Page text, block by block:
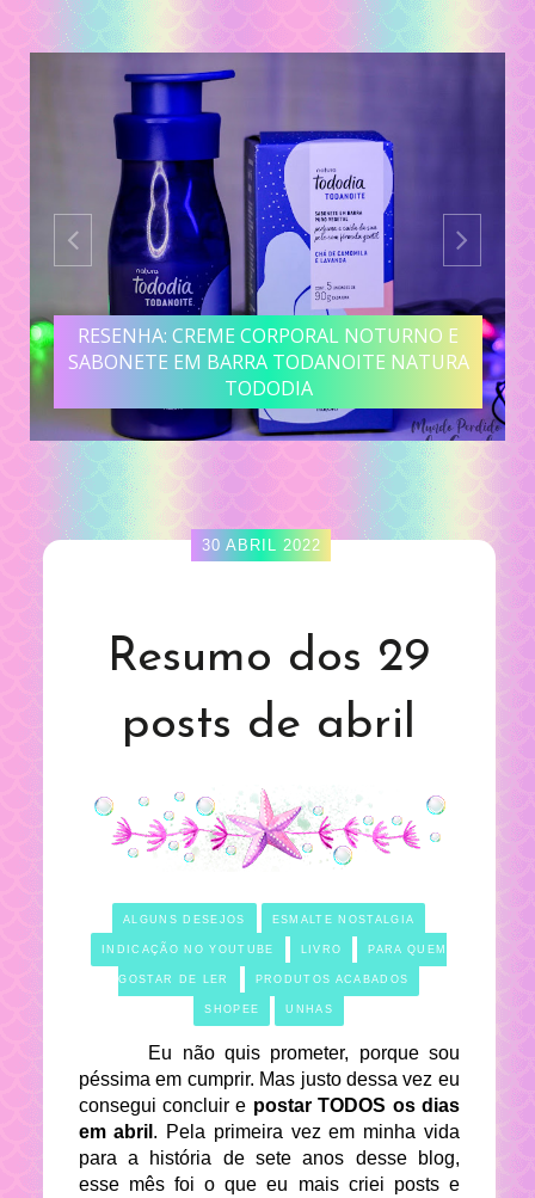
RESENHA: CREME CORPORAL NOTURNO E
SABONETE EM BARRA TODANOITE NATURA
TODODIA
30 ABRIL 2022
Resumo dos 29
posts de abril
ALGUNS DESEJOS ESMALTE NOSTALGIA
INDICAÇÃO NO YOUTUBE LIVRO PARA QUEM
GOSTAR DE LER PRODUTOS ACABADOS
SHOPEE UNHAS
Eu não quis prometer, porque sou
péssima em cumprir. Mas justo dessa vez eu
consegui concluir e postar TODOS os dias
em abril . Pela primeira vez em minha vida
para a história de sete anos desse blog,
esse mês foi o que eu mais criei posts e